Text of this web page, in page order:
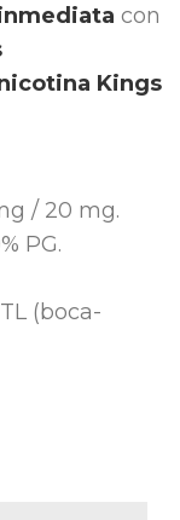
con
Kings
/ 20 mg.
PG.
(boca-